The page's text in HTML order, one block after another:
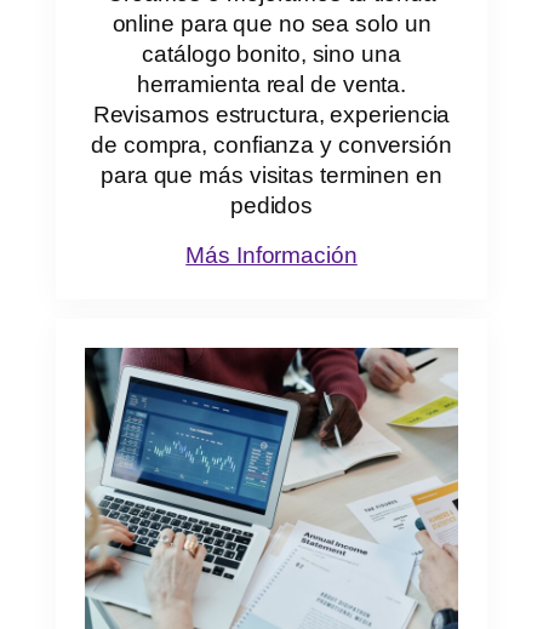
online para que no sea solo un
catálogo bonito, sino una
herramienta real de venta.
Revisamos estructura, experiencia
de compra, confianza y conversión
para que más visitas terminen en
pedidos
Más Información